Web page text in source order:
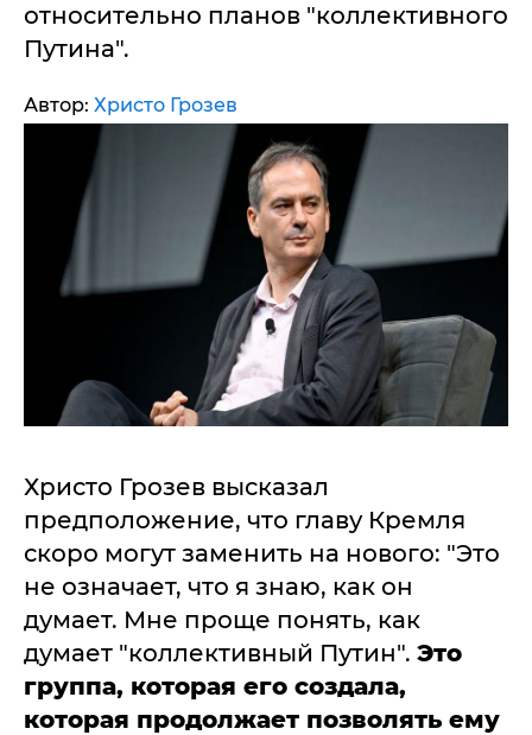
относительно планов "коллективного
Путина".
Автор: Христо Грозев
Христо Грозев высказал
предположение, что главу Кремля
скоро могут заменить на нового: "Это
не означает, что я знаю, как он
думает. Мне проще понять, как
думает "коллективный Путин". Это
группа, которая его создала,
которая продолжает позволять ему